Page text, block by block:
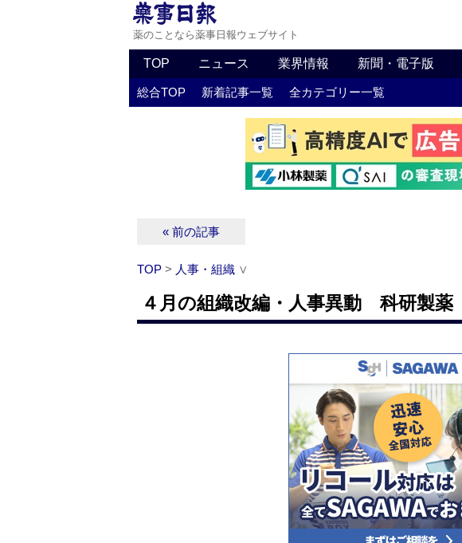
薬のことなら薬事日報ウェブサイト
TOP ニュース 業界情報 新聞・電子版
総合TOP 新着記事一覧 全カテゴリー一覧
« 前の記事
TOP > 人事・組織 ∨
４月の組織改編・人事異動 科研製薬